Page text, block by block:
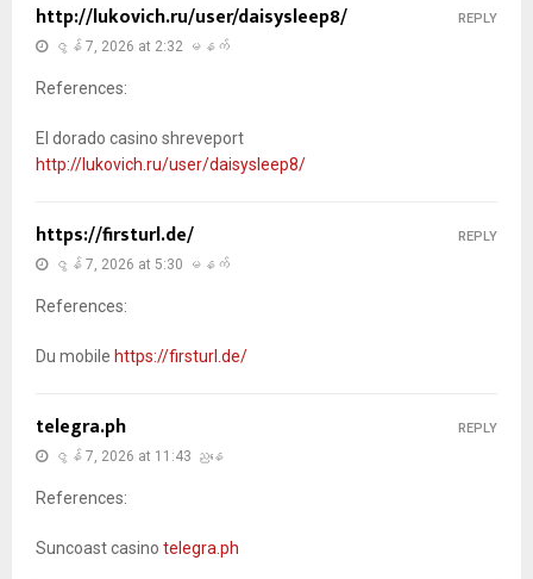
http://lukovich.ru/user/daisysleep8/
ဇွန် 7, 2026 at 2:32 မနက်
References:
El dorado casino shreveport
http://lukovich.ru/user/daisysleep8/
REPLY
https://firsturl.de/
ဇွန် 7, 2026 at 5:30 မနက်
References:
Du mobile https://firsturl.de/
REPLY
telegra.ph
ဇွန် 7, 2026 at 11:43 ညနေ
References:
Suncoast casino telegra.ph
REPLY